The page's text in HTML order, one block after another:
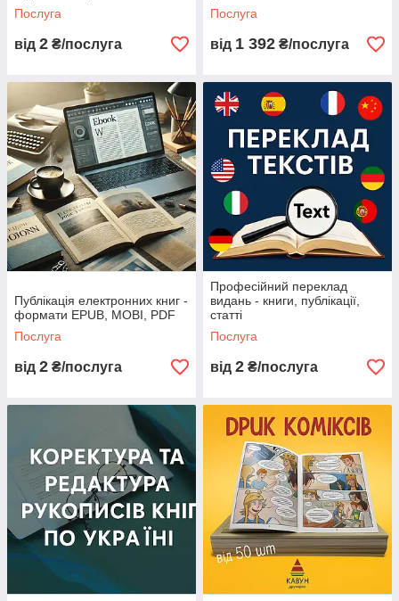
Послуга
від 2 ₴/послуга
Послуга
від 1 392 ₴/послуга
Публікація електронних книг -
формати EPUB, MOBI, PDF
Послуга
від 2 ₴/послуга
Професійний переклад
видань - книги, публікації,
статті
Послуга
від 2 ₴/послуга